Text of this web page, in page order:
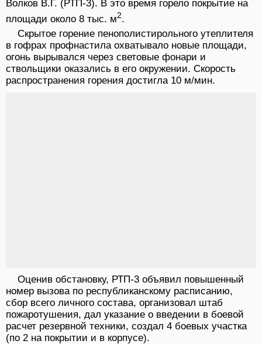
Волков В.Г. (РТП-3). В это время горело покрытие на
площади около 8 тыс. м2.
Скрытое горение пенополистирольного утеплителя
в гофрах профнастила охватывало новые площади,
огонь вырывался через световые фонари и
ствольщики оказались в его окружении. Скорость
распространения горения достигла 10 м/мин.
Оценив обстановку, РТП-3 объявил повышенный
номер вызова по республиканскому расписанию,
сбор всего личного состава, организовал штаб
пожаротушения, дал указание о введении в боевой
расчет резервной техники, создал 4 боевых участка
(по 2 на покрытии и в корпусе).